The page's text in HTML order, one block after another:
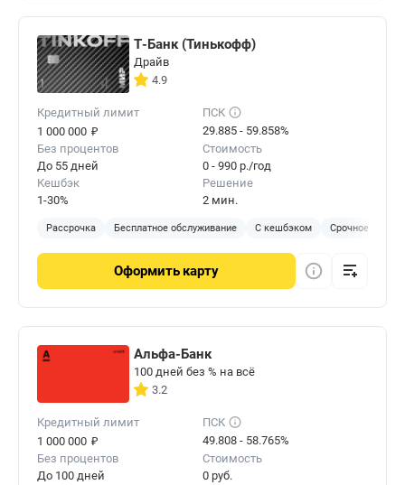
Т-Банк (Тинькофф)
Драйв
4.9
Кредитный лимит
1 000 000 ₽
ПСК
29.885 - 59.858%
Без процентов
До 55 дней
Стоимость
0 - 990 р./год
Кешбэк
1-30%
Решение
2 мин.
Рассрочка Бесплатное обслуживание С кешбэком Срочное
Оформить карту
Альфа-Банк
100 дней без % на всё
3.2
Кредитный лимит
1 000 000 ₽
ПСК
49.808 - 58.765%
Без процентов
До 100 дней
Стоимость
0 руб.